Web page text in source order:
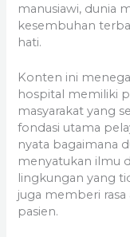
manusiawi, dunia
kesembuhan
hati.
Konten ini
hospital memiliki
masyarakat yang
fondasi utama
nyata bagaimana
menyatukan ilmu
lingkungan yang
juga memberi
pasien.